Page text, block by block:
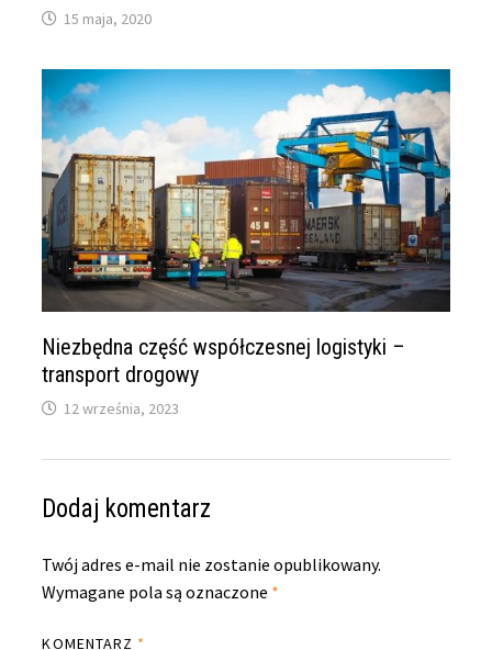
15 maja, 2020
Niezbędna część współczesnej logistyki –
transport drogowy
12 września, 2023
Dodaj komentarz
Twój adres e-mail nie zostanie opublikowany.
Wymagane pola są oznaczone *
KOMENTARZ *